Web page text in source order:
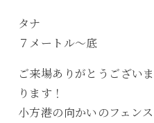
タナ
７メートル〜底
ご来場ありがとうござい
ります！
小方港の向かいのフェン